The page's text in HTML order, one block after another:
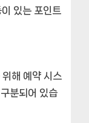
있는 포인트
해 예약 시스
분되어 있습